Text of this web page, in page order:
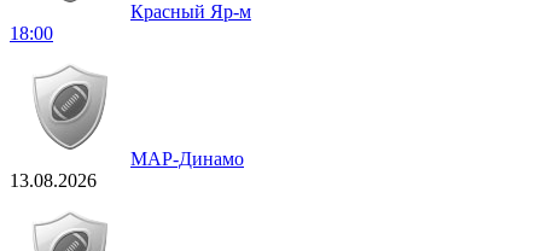
Красный Яр-м
18:00
МАР-Динамо
13.08.2026